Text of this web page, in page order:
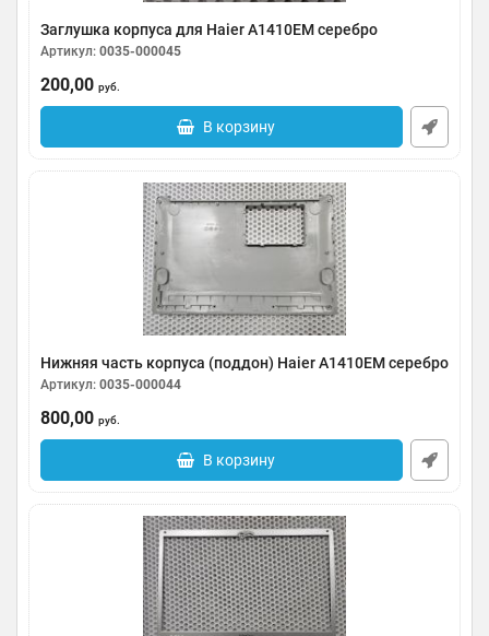
Заглушка корпуса для Haier A1410EM серебро
Артикул: 0035-000045
200,00 руб.
В корзину
Нижняя часть корпуса (поддон) Haier A1410EM серебро
Артикул: 0035-000044
800,00 руб.
В корзину